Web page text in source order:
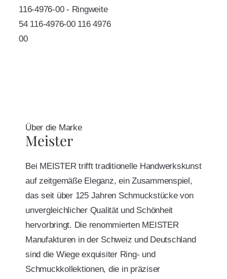
116-4976-00 - Ringweite
54 116-4976-00 116 4976
00
Über die Marke
Meister
Bei MEISTER trifft traditionelle Handwerkskunst
auf zeitgemäße Eleganz, ein Zusammenspiel,
das seit über 125 Jahren Schmuckstücke von
unvergleichlicher Qualität und Schönheit
hervorbringt. Die renommierten MEISTER
Manufakturen in der Schweiz und Deutschland
sind die Wiege exquisiter Ring- und
Schmuckkollektionen, die in präziser